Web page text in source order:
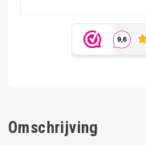
Omschrijving